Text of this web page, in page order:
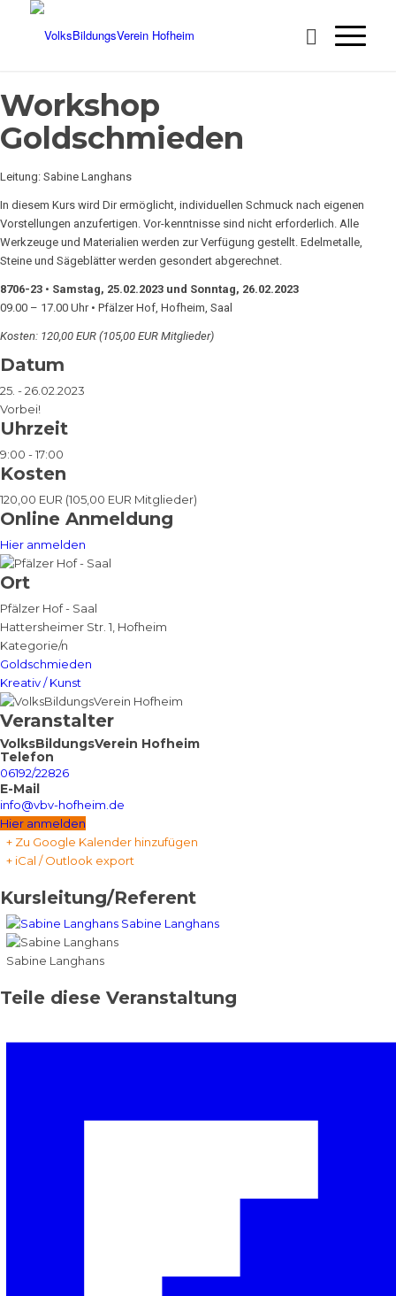
Workshop
Goldschmieden
Leitung: Sabine Langhans
In diesem Kurs wird Dir ermöglicht, individuellen Schmuck nach eigenen
Vorstellungen anzufertigen. Vor-kenntnisse sind nicht erforderlich. Alle
Werkzeuge und Materialien werden zur Verfügung gestellt. Edelmetalle,
Steine und Sägeblätter werden gesondert abgerechnet.
8706-23 • Samstag, 25.02.2023 und Sonntag, 26.02.2023
09.00 – 17.00 Uhr • Pfälzer Hof, Hofheim, Saal
Kosten: 120,00 EUR (105,00 EUR Mitglieder)
Datum
25. - 26.02.2023
Vorbei!
Uhrzeit
9:00 - 17:00
Kosten
120,00 EUR (105,00 EUR Mitglieder)
Online Anmeldung
Hier anmelden
Ort
Pfälzer Hof - Saal
Hattersheimer Str. 1, Hofheim
Kategorie/n
Goldschmieden
Kreativ / Kunst
Veranstalter
VolksBildungsVerein Hofheim
Telefon
06192/22826
E-Mail
info@vbv-hofheim.de
Hier anmelden
+ Zu Google Kalender hinzufügen
+ iCal / Outlook export
Kursleitung/Referent
Sabine Langhans
Sabine Langhans
Teile diese Veranstaltung